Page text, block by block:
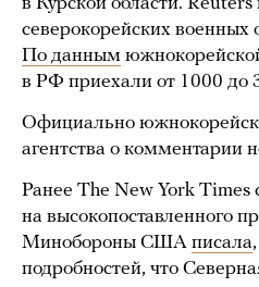
северокорейских военных
По данным
в РФ приехали от 1000 до
Официально
агентства о комментарии
Ранее The New York Times
на высокопоставленного
Минобороны США писала
подробностей, что